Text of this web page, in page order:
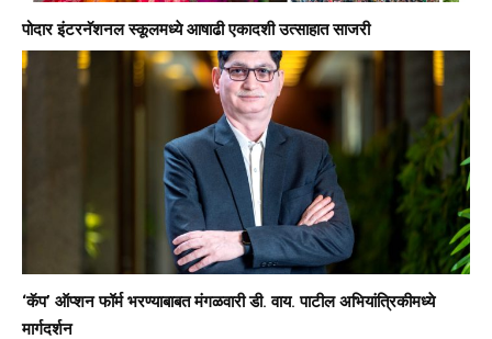
पोदार इंटरनॅशनल स्कूलमध्ये आषाढी एकादशी उत्साहात साजरी
‘कॅप’ ऑप्शन फॉर्म भरण्याबाबत मंगळवारी डी. वाय. पाटील अभियांत्रिकीमध्ये
मार्गदर्शन